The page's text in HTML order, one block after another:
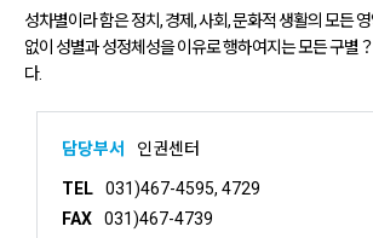
성차별이라 함은 정치, 경제, 사회, 문화적 생활의 모든
없이 성별과 성정체성을 이유로 행하여지는 모든 구별
다.
담당부서 인권센터
TEL
031)467-4595, 4729
FAX
031)467-4739